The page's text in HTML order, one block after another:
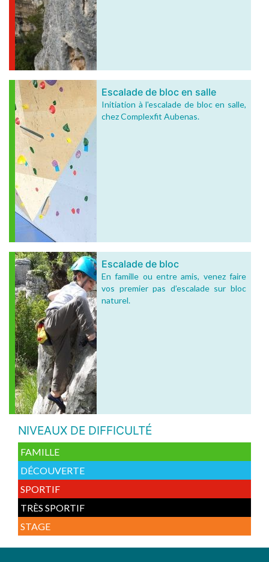
Escalade de bloc en salle
Initiation à l'escalade de bloc en salle,
chez Complexfit Aubenas.
Escalade de bloc
En famille ou entre amis, venez faire
vos premier pas d’escalade sur bloc
naturel.
NIVEAUX DE DIFFICULTÉ
FAMILLE
DÉCOUVERTE
SPORTIF
TRÈS SPORTIF
STAGE